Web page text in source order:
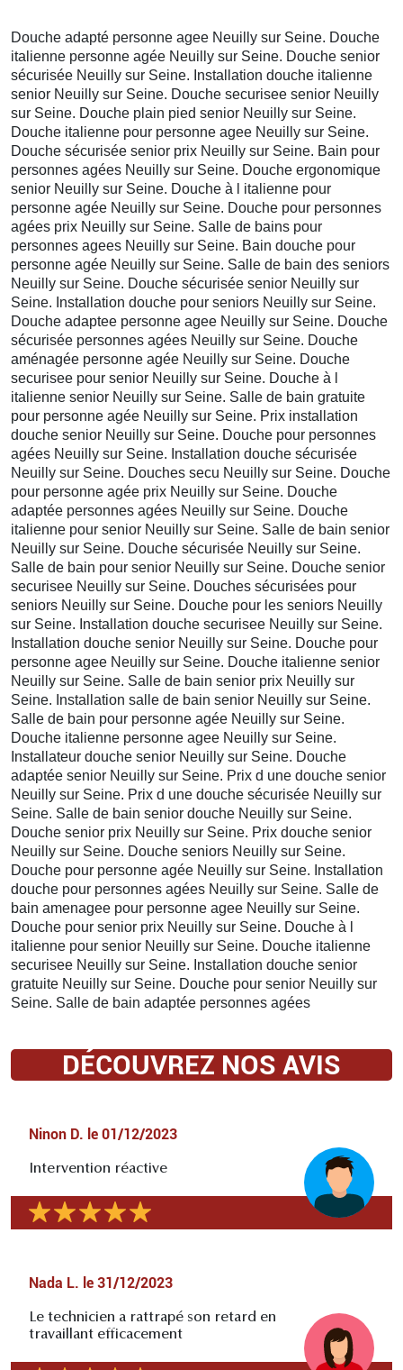
Douche adapté personne agee Neuilly sur Seine. Douche
italienne personne agée Neuilly sur Seine. Douche senior
sécurisée Neuilly sur Seine. Installation douche italienne
senior Neuilly sur Seine. Douche securisee senior Neuilly
sur Seine. Douche plain pied senior Neuilly sur Seine.
Douche italienne pour personne agee Neuilly sur Seine.
Douche sécurisée senior prix Neuilly sur Seine. Bain pour
personnes agées Neuilly sur Seine. Douche ergonomique
senior Neuilly sur Seine. Douche à l italienne pour
personne agée Neuilly sur Seine. Douche pour personnes
agées prix Neuilly sur Seine. Salle de bains pour
personnes agees Neuilly sur Seine. Bain douche pour
personne agée Neuilly sur Seine. Salle de bain des seniors
Neuilly sur Seine. Douche sécurisée senior Neuilly sur
Seine. Installation douche pour seniors Neuilly sur Seine.
Douche adaptee personne agee Neuilly sur Seine. Douche
sécurisée personnes agées Neuilly sur Seine. Douche
aménagée personne agée Neuilly sur Seine. Douche
securisee pour senior Neuilly sur Seine. Douche à l
italienne senior Neuilly sur Seine. Salle de bain gratuite
pour personne agée Neuilly sur Seine. Prix installation
douche senior Neuilly sur Seine. Douche pour personnes
agées Neuilly sur Seine. Installation douche sécurisée
Neuilly sur Seine. Douches secu Neuilly sur Seine. Douche
pour personne agée prix Neuilly sur Seine. Douche
adaptée personnes agées Neuilly sur Seine. Douche
italienne pour senior Neuilly sur Seine. Salle de bain senior
Neuilly sur Seine. Douche sécurisée Neuilly sur Seine.
Salle de bain pour senior Neuilly sur Seine. Douche senior
securisee Neuilly sur Seine. Douches sécurisées pour
seniors Neuilly sur Seine. Douche pour les seniors Neuilly
sur Seine. Installation douche securisee Neuilly sur Seine.
Installation douche senior Neuilly sur Seine. Douche pour
personne agee Neuilly sur Seine. Douche italienne senior
Neuilly sur Seine. Salle de bain senior prix Neuilly sur
Seine. Installation salle de bain senior Neuilly sur Seine.
Salle de bain pour personne agée Neuilly sur Seine.
Douche italienne personne agee Neuilly sur Seine.
Installateur douche senior Neuilly sur Seine. Douche
adaptée senior Neuilly sur Seine. Prix d une douche senior
Neuilly sur Seine. Prix d une douche sécurisée Neuilly sur
Seine. Salle de bain senior douche Neuilly sur Seine.
Douche senior prix Neuilly sur Seine. Prix douche senior
Neuilly sur Seine. Douche seniors Neuilly sur Seine.
Douche pour personne agée Neuilly sur Seine. Installation
douche pour personnes agées Neuilly sur Seine. Salle de
bain amenagee pour personne agee Neuilly sur Seine.
Douche pour senior prix Neuilly sur Seine. Douche à l
italienne pour senior Neuilly sur Seine. Douche italienne
securisee Neuilly sur Seine. Installation douche senior
gratuite Neuilly sur Seine. Douche pour senior Neuilly sur
Seine. Salle de bain adaptée personnes agées
DÉCOUVREZ NOS AVIS
Ninon D. le 01/12/2023
Intervention réactive
Nada L. le 31/12/2023
Le technicien a rattrapé son retard en
travaillant efficacement